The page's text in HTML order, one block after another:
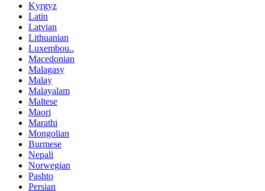
Kyrgyz
Latin
Latvian
Lithuanian
Luxembou..
Macedonian
Malagasy
Malay
Malayalam
Maltese
Maori
Marathi
Mongolian
Burmese
Nepali
Norwegian
Pashto
Persian